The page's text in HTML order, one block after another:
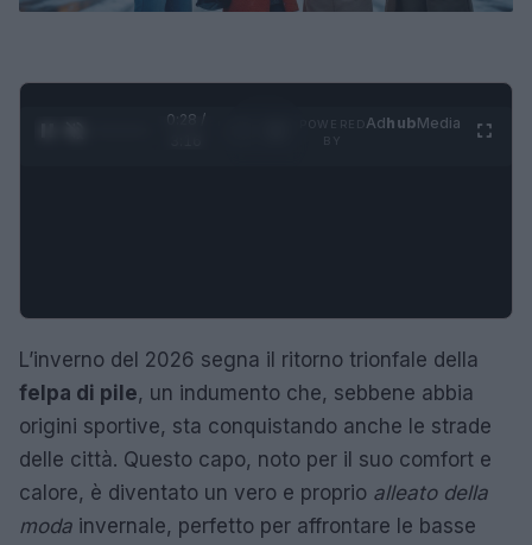
0:29 /
AdhubMedia
L’inverno del 2026 segna il ritorno trionfale della
felpa di pile, un indumento che, sebbene abbia
origini sportive, sta conquistando anche le strade
delle città. Questo capo, noto per il suo comfort e
calore, è diventato un vero e proprio alleato della
moda invernale, perfetto per affrontare le basse